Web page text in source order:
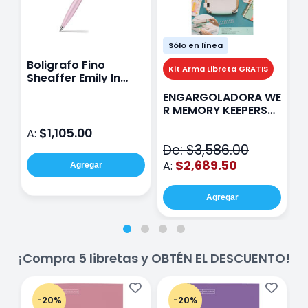
Boligrafo Fino
Sheaffer Emily In
A: $1,105.00
Agregar
Sólo en línea
Kit Arma Libreta GRATIS
ENGARGOLADORA WE
R MEMORY KEEPERS
De: $3,586.00
A: $2,689.50
Agregar
¡Compra 5 libretas y OBTÉN EL DESCUENTO!
-20% -20%